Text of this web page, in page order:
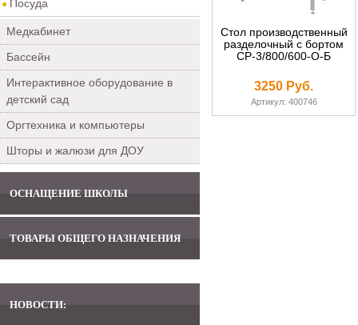
Посуда
Медкабинет
Бассейн
Интерактивное оборудование в
детский сад
Оргтехника и компьютеры
Шторы и жалюзи для ДОУ
ОСНАЩЕНИЕ ШКОЛЫ
ТОВАРЫ ОБЩЕГО НАЗНАЧЕНИЯ
НОВОСТИ:
Стол производственный
разделочный с бортом
СР-3/800/600-О-Б
3250 Руб.
Артикул: 400746